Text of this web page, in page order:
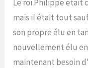
Le roi Philippe était
mais il était tout
son propre élu en
nouvellement élu en
maintenant besoin